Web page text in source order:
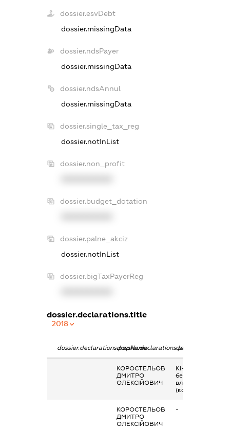
dossier.esvDebt
dossier.missingData
dossier.ndsPayer
dossier.missingData
dossier.ndsAnnul
dossier.missingData
dossier.single_tax_reg
dossier.notInList
dossier.non_profit
dossier.budget_dotation
dossier.palne_akciz
dossier.notInList
dossier.bigTaxPayerReg
dossier.declarations.title
2018
dossier.declarations.pepNamedossier.declarations.personName
КОРОСТЕЛЬОВ
ДМИТРО
ОЛЕКСІЙОВИЧ
Кінцевий
бенефіціарний
власник
(контролер)
КОРОСТЕЛЬОВ
ДМИТРО
ОЛЕКСІЙОВИЧ
-